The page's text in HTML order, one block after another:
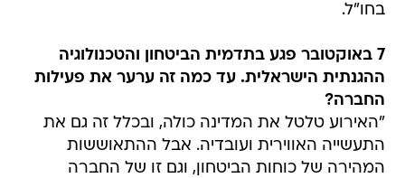
בחו"ל.
7 באוקטובר פגע בתדמית הביטחון והטכנולוגיה
ההגנתית הישראלית. עד כמה זה ערער את פעילות
החברה?
"האירוע טלטל את המדינה כולה, ובכלל זה גם את
התעשייה האווירית ועובדיה. אבל ההתאוששות
המהירה של כוחות הביטחון, וגם זו של החברה